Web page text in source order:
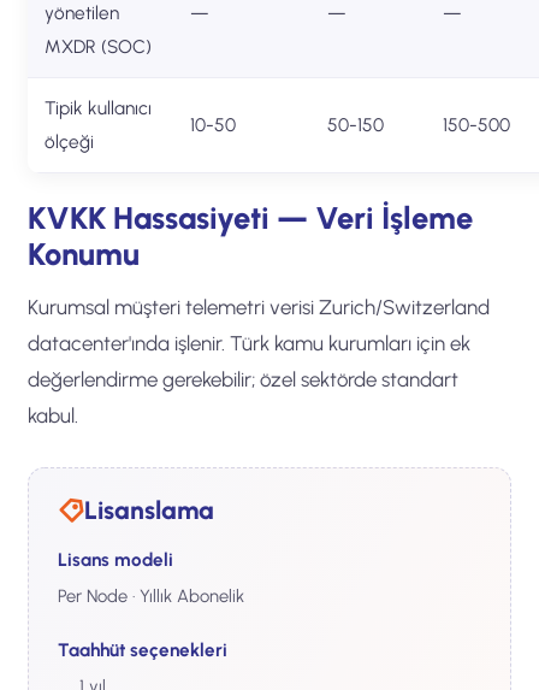
yönetilen
MXDR (SOC)
— — —
Tipik kullanıcı
ölçeği
10-50 50-150 150-500
KVKK Hassasiyeti — Veri İşleme
Konumu
Kurumsal müşteri telemetri verisi Zurich/Switzerland
datacenter'ında işlenir. Türk kamu kurumları için ek
değerlendirme gerekebilir; özel sektörde standart
kabul.
Lisanslama
Lisans modeli
Per Node · Yıllık Abonelik
Taahhüt seçenekleri